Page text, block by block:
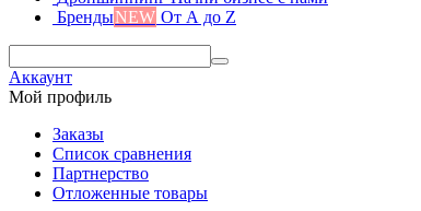
БрендыNEW От А до Z
Аккаунт
Мой профиль
Заказы
Список сравнения
Партнерство
Отложенные товары